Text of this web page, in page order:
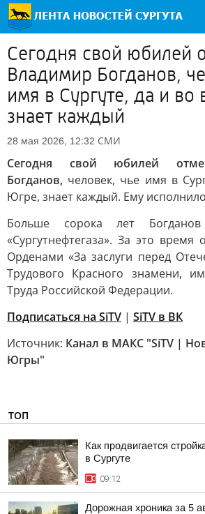
Сегодня свой юбилей
Владимир Богданов,
имя в Сургуте, да и во
знает каждый
28 мая 2026, 12:32 СМИ
Сегодня свой юбилей
Богданов, человек, чье имя в
Югре, знает каждый. Ему
Больше сорока лет
«Сургутнефтегаза». За это
Орденами «За заслуги перед
Трудового Красного знамени,
Труда Российской Федерации.
Подписаться на SiTV | SiTV в ВК
Источник: Канал в МАКС "SiTV |
Югры"
ТОП
Как продвигается
в Сургуте
09:12
Дорожная хроника за 5